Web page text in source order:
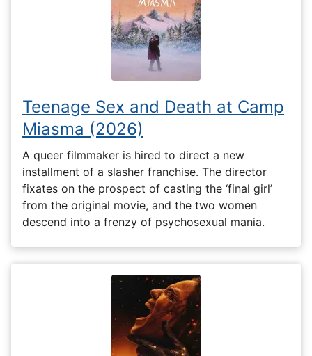
Teenage Sex and Death at Camp
Miasma (2026)
A queer filmmaker is hired to direct a new
installment of a slasher franchise. The director
fixates on the prospect of casting the ‘final girl’
from the original movie, and the two women
descend into a frenzy of psychosexual mania.